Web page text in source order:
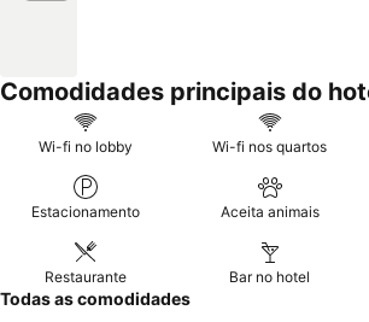
Comodidades principais do
Wi-fi no lobby Wi-fi nos quartos
Estacionamento Aceita animais
Restaurante Bar no hotel
Todas as comodidades